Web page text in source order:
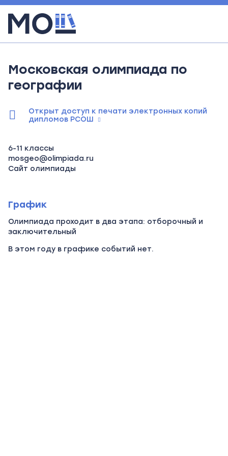
Московская олимпиада по
географии
Открыт доступ к печати электронных копий
дипломов РСОШ
6-11 классы
mosgeo@olimpiada.ru
Сайт олимпиады
График
Олимпиада проходит в два этапа: отборочный и
заключительный
В этом году в графике событий нет.